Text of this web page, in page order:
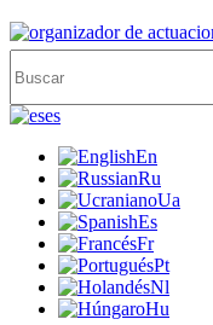
es
En
Ru
Ua
Es
Fr
Pt
Nl
Hu